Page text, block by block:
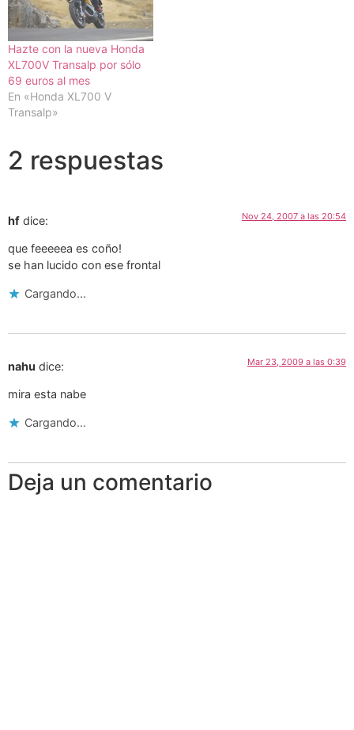
Hazte con la nueva Honda
XL700V Transalp por sólo
69 euros al mes
En «Honda XL700 V
Transalp»
2 respuestas
hf dice: Nov 24, 2007 a las 20:54
que feeeeea es coño!
se han lucido con ese frontal
Cargando...
nahu dice: Mar 23, 2009 a las 0:39
mira esta nabe
Cargando...
Deja un comentario